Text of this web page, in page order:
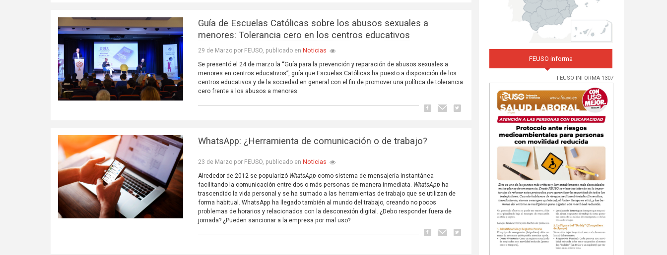
Guía de Escuelas Católicas sobre los abusos sexuales a
menores: Tolerancia cero en los centros educativos
29 de Marzo por FEUSO, publicado en Noticias
Se presentó el 24 de marzo la “Guía para la prevención y reparación de abusos sexuales a
menores en centros educativos”, guía que Escuelas Católicas ha puesto a disposición de los
centros educativos y de la sociedad en general con el fin de promover una política de tolerancia
cero frente a los abusos a menores.
WhatsApp: ¿Herramienta de comunicación o de trabajo?
23 de Marzo por FEUSO, publicado en Noticias
Alrededor de 2012 se popularizó WhatsApp como sistema de mensajería instantánea
facilitando la comunicación entre dos o más personas de manera inmediata. WhatsApp ha
trascendido la vida personal y se ha sumado a las herramientas de trabajo que se utilizan de
forma habitual. WhatsApp ha llegado también al mundo del trabajo, creando no pocos
problemas de horarios y relacionados con la desconexión digital. ¿Debo responder fuera de
jornada? ¿Pueden sancionar a la empresa por mal uso?
FEUSO informa
FEUSO INFORMA 1307